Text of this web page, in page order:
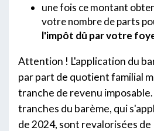
une fois ce montant
votre nombre de parts
l'impôt dû par votre
Attention ! L'application du
par part de quotient familial
tranche de revenu imposable.
tranches du barème, qui
de 2024, sont revalorisées de